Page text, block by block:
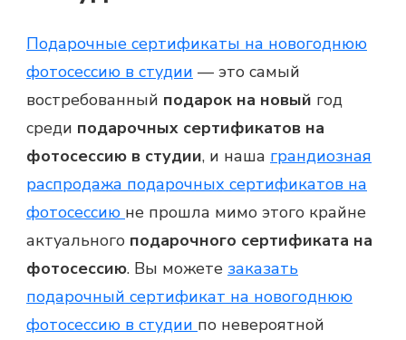
Подарочные сертификаты на новогоднюю
фотосессию в студии — это самый
востребованный подарок на новый год
среди подарочных сертификатов на
фотосессию в студии, и наша грандиозная
распродажа подарочных сертификатов на
фотосессию не прошла мимо этого крайне
актуального подарочного сертификата на
фотосессию. Вы можете заказать
подарочный сертификат на новогоднюю
фотосессию в студии по невероятной